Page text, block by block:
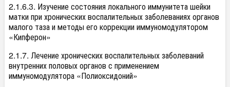
2.1.6.3. Изучение состояния локального иммунитета шейки
матки при хронических воспалительных заболеваниях органов
малого таза и методы его коррекции иммуномодулятором
«Кипферон»
2.1.7. Лечение хронических воспалительных заболеваний
внутренних половых органов с применением
иммуномодулятора «Полиоксидоний»